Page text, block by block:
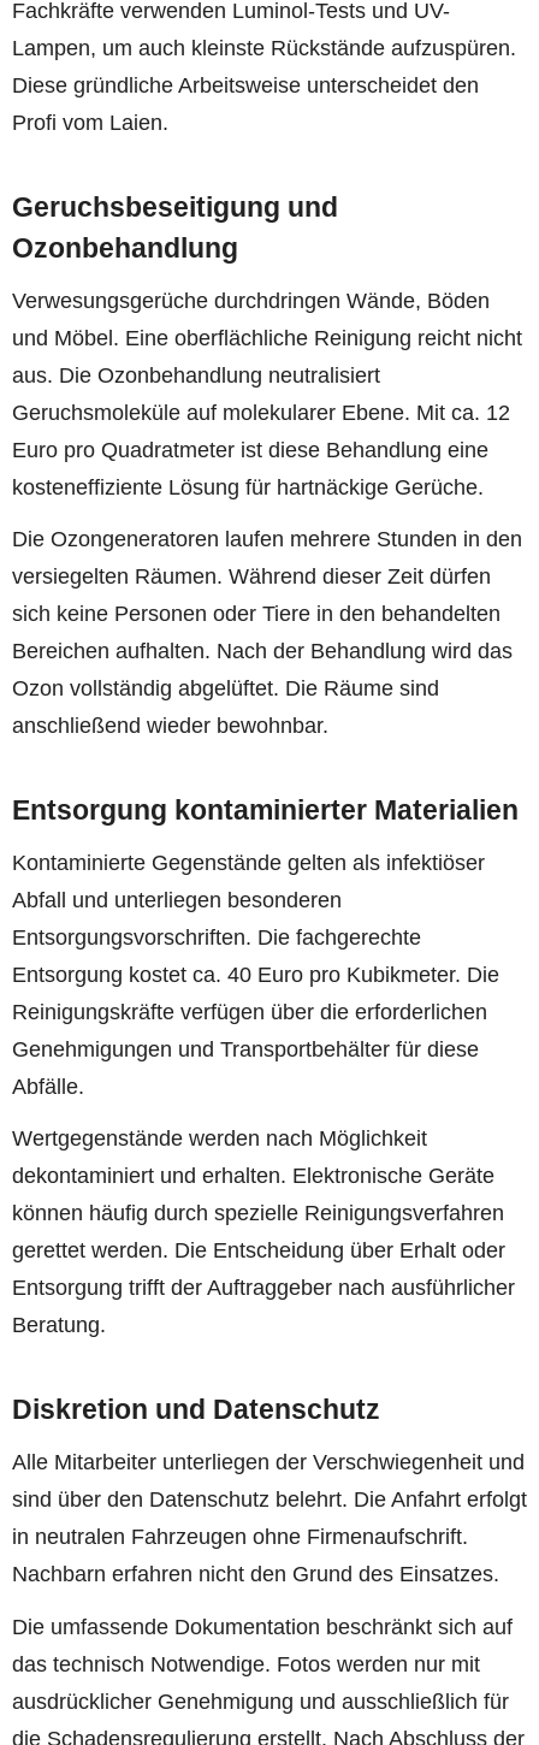
Fachkräfte verwenden Luminol-Tests und UV-
Lampen, um auch kleinste Rückstände aufzuspüren.
Diese gründliche Arbeitsweise unterscheidet den
Profi vom Laien.
Geruchsbeseitigung und
Ozonbehandlung
Verwesungsgerüche durchdringen Wände, Böden
und Möbel. Eine oberflächliche Reinigung reicht nicht
aus. Die Ozonbehandlung neutralisiert
Geruchsmoleküle auf molekularer Ebene. Mit ca. 12
Euro pro Quadratmeter ist diese Behandlung eine
kosteneffiziente Lösung für hartnäckige Gerüche.
Die Ozongeneratoren laufen mehrere Stunden in den
versiegelten Räumen. Während dieser Zeit dürfen
sich keine Personen oder Tiere in den behandelten
Bereichen aufhalten. Nach der Behandlung wird das
Ozon vollständig abgelüftet. Die Räume sind
anschließend wieder bewohnbar.
Entsorgung kontaminierter Materialien
Kontaminierte Gegenstände gelten als infektiöser
Abfall und unterliegen besonderen
Entsorgungsvorschriften. Die fachgerechte
Entsorgung kostet ca. 40 Euro pro Kubikmeter. Die
Reinigungskräfte verfügen über die erforderlichen
Genehmigungen und Transportbehälter für diese
Abfälle.
Wertgegenstände werden nach Möglichkeit
dekontaminiert und erhalten. Elektronische Geräte
können häufig durch spezielle Reinigungsverfahren
gerettet werden. Die Entscheidung über Erhalt oder
Entsorgung trifft der Auftraggeber nach ausführlicher
Beratung.
Diskretion und Datenschutz
Alle Mitarbeiter unterliegen der Verschwiegenheit und
sind über den Datenschutz belehrt. Die Anfahrt erfolgt
in neutralen Fahrzeugen ohne Firmenaufschrift.
Nachbarn erfahren nicht den Grund des Einsatzes.
Die umfassende Dokumentation beschränkt sich auf
das technisch Notwendige. Fotos werden nur mit
ausdrücklicher Genehmigung und ausschließlich für
die Schadensregulierung erstellt. Nach Abschluss der